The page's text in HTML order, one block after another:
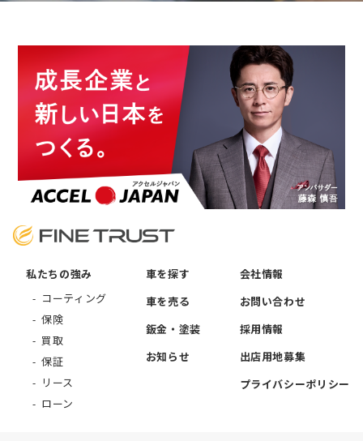
私たちの強み
コーティング
保険
買取
保証
リース
ローン
車を探す
車を売る
鈑金・塗装
お知らせ
会社情報
お問い合わせ
採用情報
出店用地募集
プライバシーポリシー